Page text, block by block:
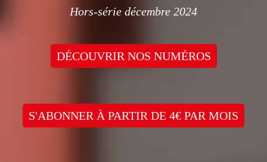
Hors-série décembre 2024
DÉCOUVRIR NOS NUMÉROS
S'ABONNER À PARTIR DE 4€ PAR MOIS